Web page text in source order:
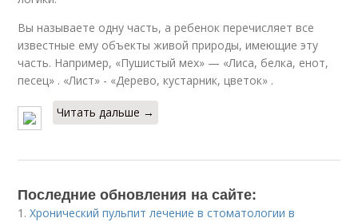
Вы называете одну часть, а ребенок перечисляет все
известные ему объекты живой природы, имеющие эту
часть. Например, «Пушистый мех» — «Лиса, белка, енот,
песец» . «Лист» - «Дерево, кустарник, цветок» .
Читать дальше →
Последние обновления на сайте:
1.Хронический пульпит лечение в стоматологии в